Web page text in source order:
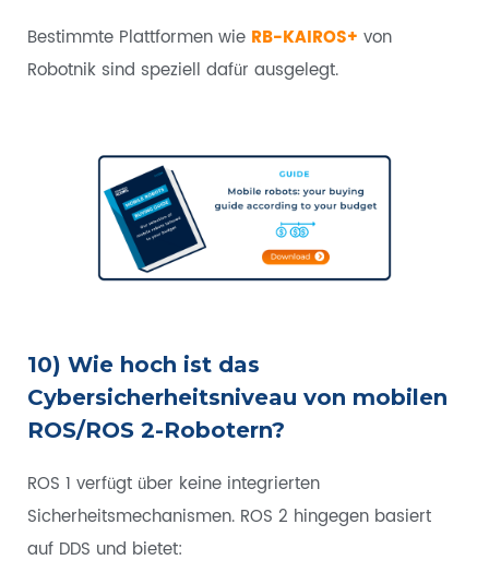
Bestimmte Plattformen wie RB-KAIROS+ von
Robotnik sind speziell dafür ausgelegt.
10) Wie hoch ist das
Cybersicherheitsniveau von mobilen
ROS/ROS 2-Robotern?
ROS 1 verfügt über keine integrierten
Sicherheitsmechanismen. ROS 2 hingegen basiert
auf DDS und bietet: